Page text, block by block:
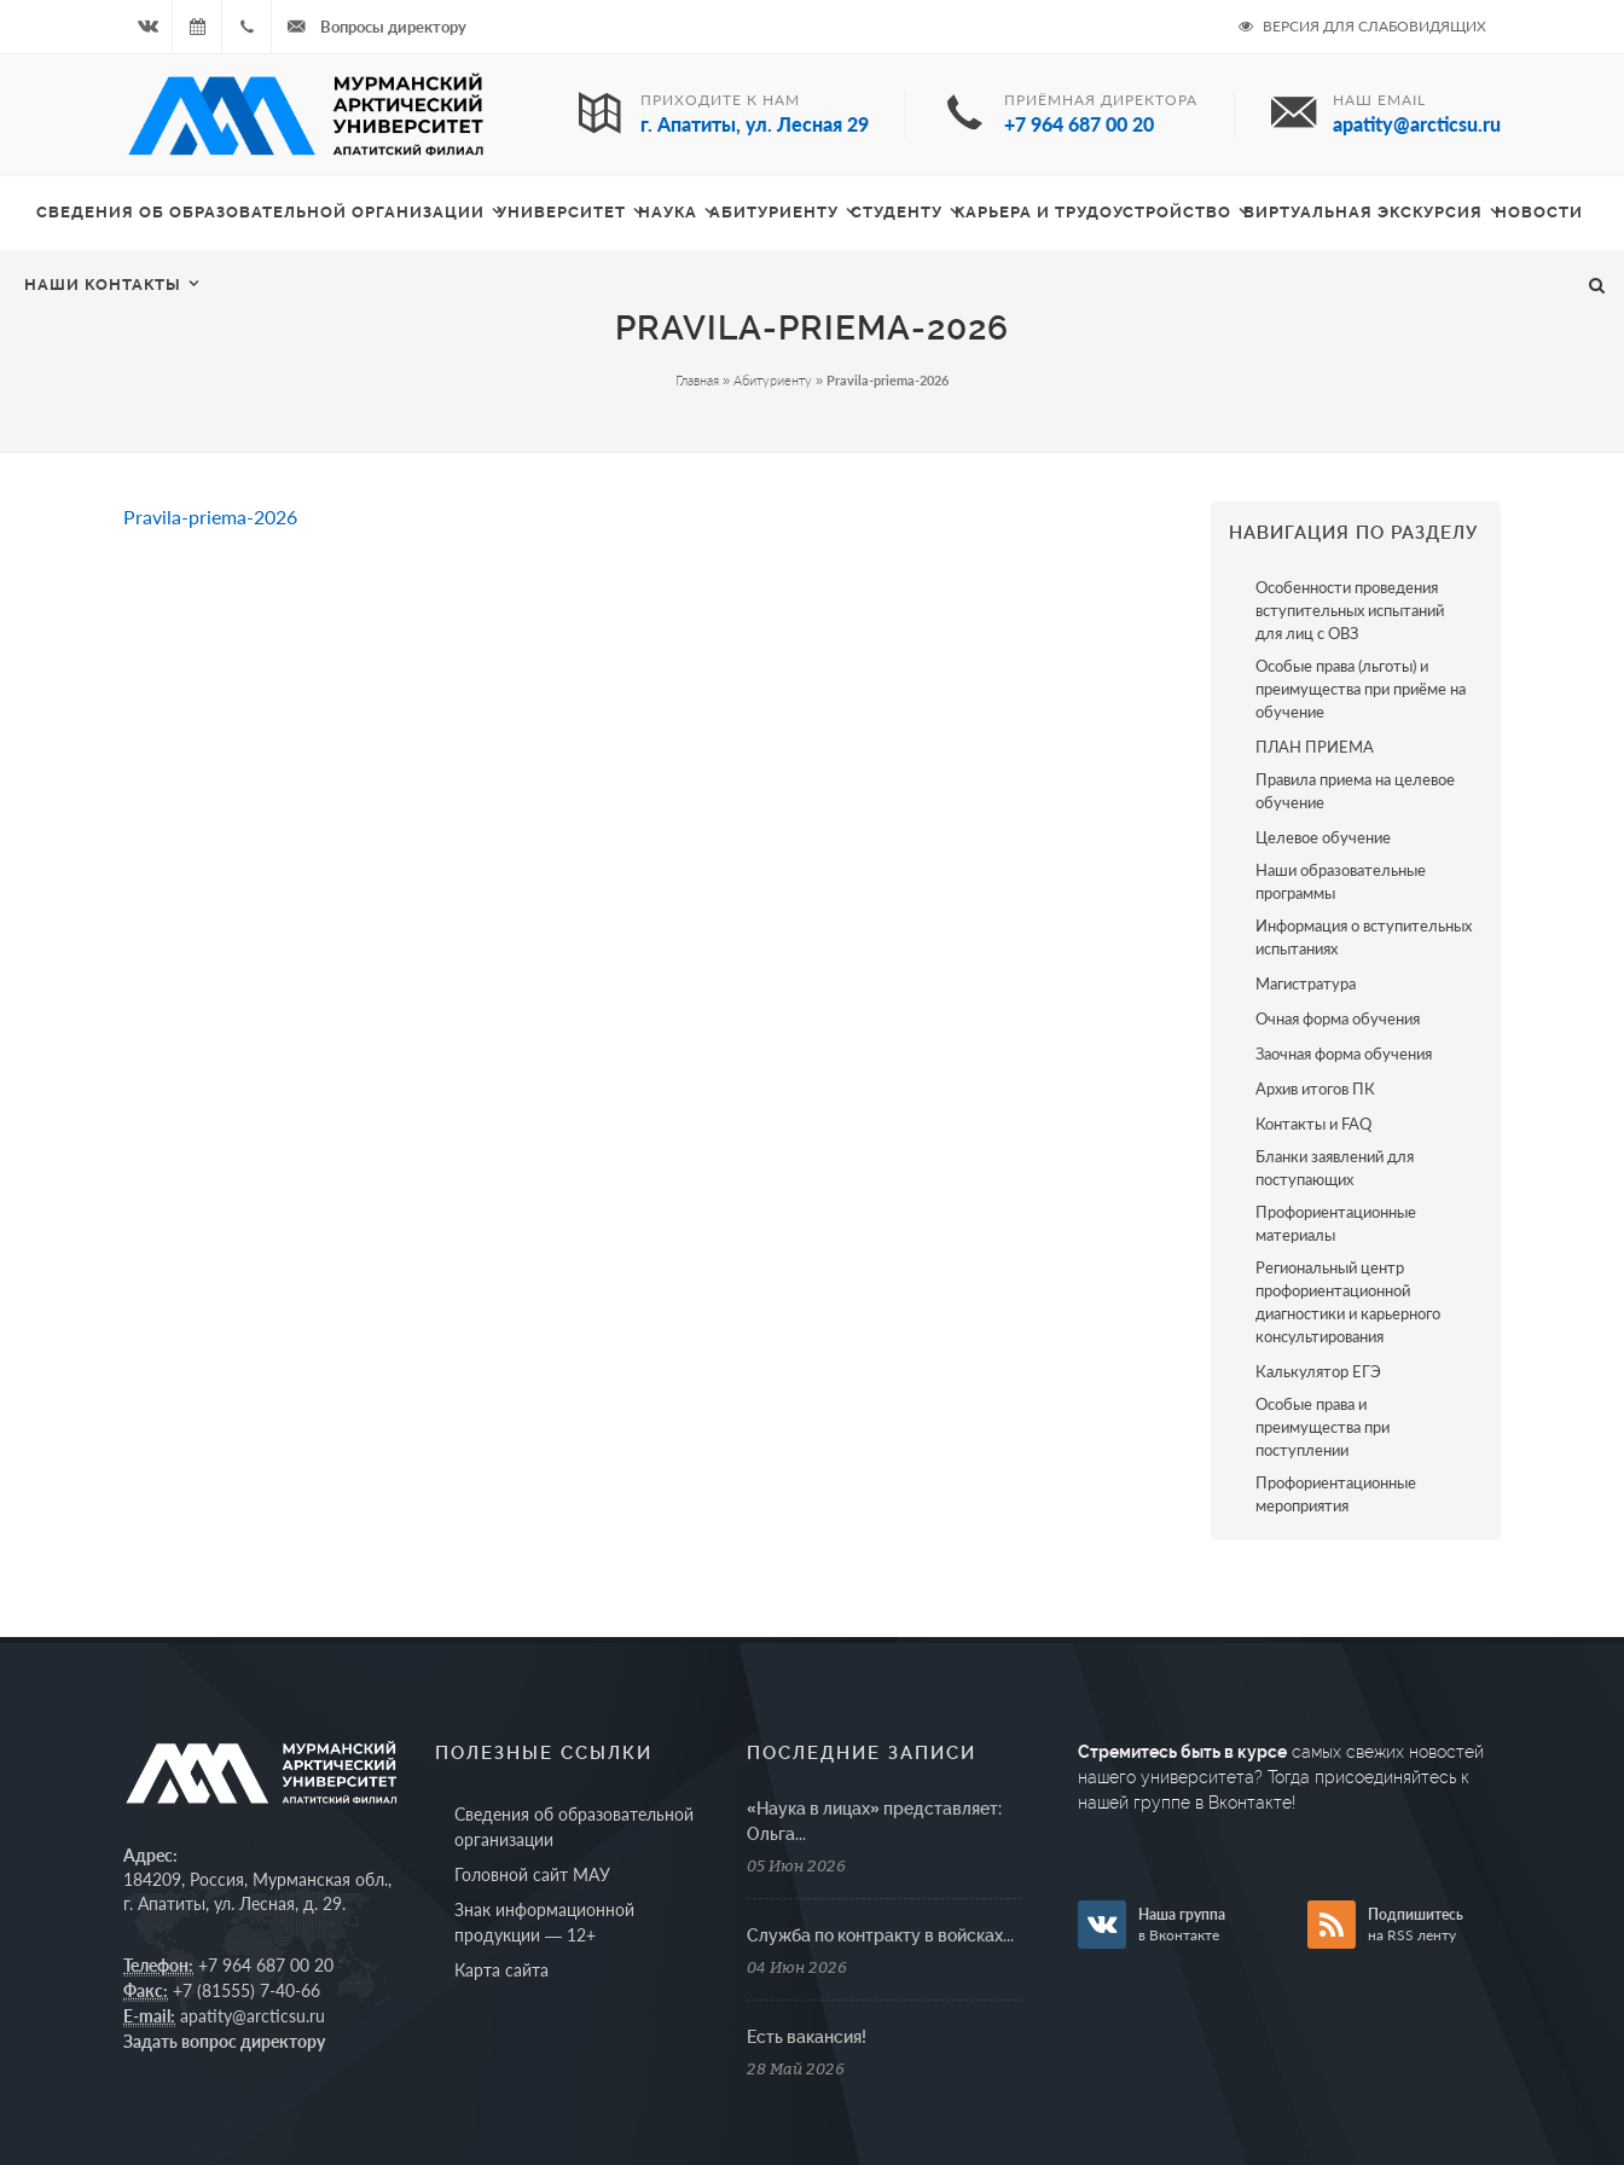
Вконтакте09.08.2026
- Чётная
+7
964
Вопросы директору ВЕРСИЯ ДЛЯ СЛАБОВИДЯЩИХ
ПРИХОДИТЕ К НАМ
г. Апатиты, ул. Лесная 29
ПРИЁМНАЯ ДИРЕКТОРА
+7 964 687 00 20
НАШ EMAIL
apatity@arcticsu.ru
СВЕДЕНИЯ ОБ ОБРАЗОВАТЕЛЬНОЙ ОРГАНИЗАЦИИ УНИВЕРСИТЕТ НАУКА АБИТУРИЕНТУ СТУДЕНТУ КАРЬЕРА И ТРУДОУСТРОЙСТВО ВИРТУАЛЬНАЯ ЭКСКУРСИЯ НОВОСТИ
НАШИ КОНТАКТЫ
PRAVILA-PRIEMA-2026
Главная » Абитуриенту » Pravila-priema-2026
Pravila-priema-2026
НАВИГАЦИЯ ПО РАЗДЕЛУ
Особенности проведения
вступительных испытаний
для лиц с ОВЗ
Особые права (льготы) и
преимущества при приёме на
обучение
ПЛАН ПРИЕМА
Правила приема на целевое
обучение
Целевое обучение
Наши образовательные
программы
Информация о вступительных
испытаниях
Магистратура
Очная форма обучения
Заочная форма обучения
Архив итогов ПК
Контакты и FAQ
Бланки заявлений для
поступающих
Профориентационные
материалы
Региональный центр
профориентационной
диагностики и карьерного
консультирования
Калькулятор ЕГЭ
Особые права и
преимущества при
поступлении
Профориентационные
мероприятия
Адрес:
184209, Россия, Мурманская обл.,
г. Апатиты, ул. Лесная, д. 29.
Телефон: +7 964 687 00 20
Факс: +7 (81555) 7-40-66
E-mail: apatity@arcticsu.ru
Задать вопрос директору
ПОЛЕЗНЫЕ ССЫЛКИ
Сведения об образовательной
организации
Головной сайт МАУ
Знак информационной
продукции — 12+
Карта сайта
ПОСЛЕДНИЕ ЗАПИСИ
«Наука в лицах» представляет:
Ольга...
05 Июн 2026
Cлужба по контракту в войсках...
04 Июн 2026
Есть вакансия!
28 Май 2026
Стремитесь быть в курсе самых свежих новостей
нашего университета? Тогда присоединяйтесь к
нашей группе в Вконтакте!
Наша группа
в Вконтакте
Подпишитесь
на RSS ленту